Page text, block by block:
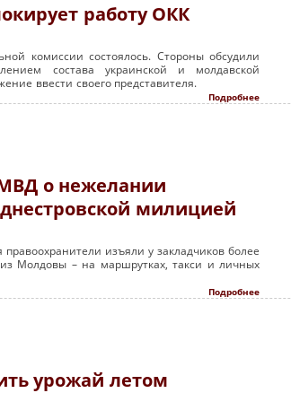
работу ОКК
комиссии состоялось. Стороны обсудили
состава украинской и молдавской
ввести своего представителя.
Подробнее
о нежелании
милицией
изъяли у закладчиков более
Молдовы – на маршрутках, такси и личных
Подробнее
урожай летом